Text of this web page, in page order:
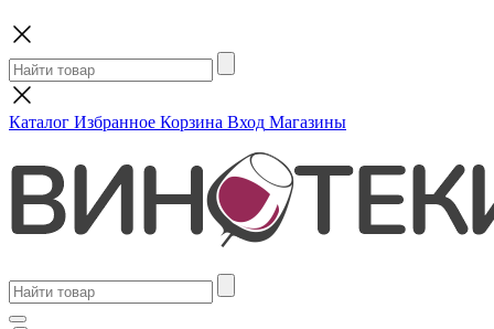
Каталог Избранное Корзина Вход Магазины